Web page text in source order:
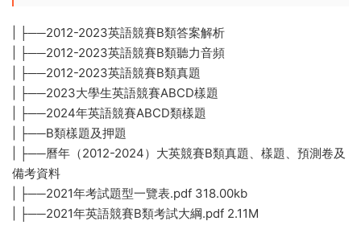
| ├──2012-2023英語競賽B類答案解析
| ├──2012-2023英語競賽B類聽力音頻
| ├──2012-2023英語競賽B類真題
| ├──2023大學生英語競賽ABCD樣題
| ├──2024年英語競賽ABCD類樣題
| ├──B類樣題及押題
| ├──曆年（2012-2024）大英競賽B類真題、樣題、預測卷及
備考資料
| ├──2021年考試題型一覽表.pdf 318.00kb
| ├──2021年英語競賽B類考試大綱.pdf 2.11M